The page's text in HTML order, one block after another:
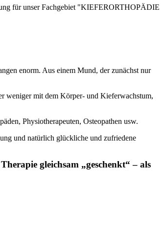
für unser Fachgebiet "KIEFERORTHOPÄDIE
enorm. Aus einem Mund, der zunächst nur
weniger mit dem Körper- und Kieferwachstum,
Physiotherapeuten, Osteopathen usw.
und natürlich glückliche und zufriedene
gleichsam „geschenkt“ – als